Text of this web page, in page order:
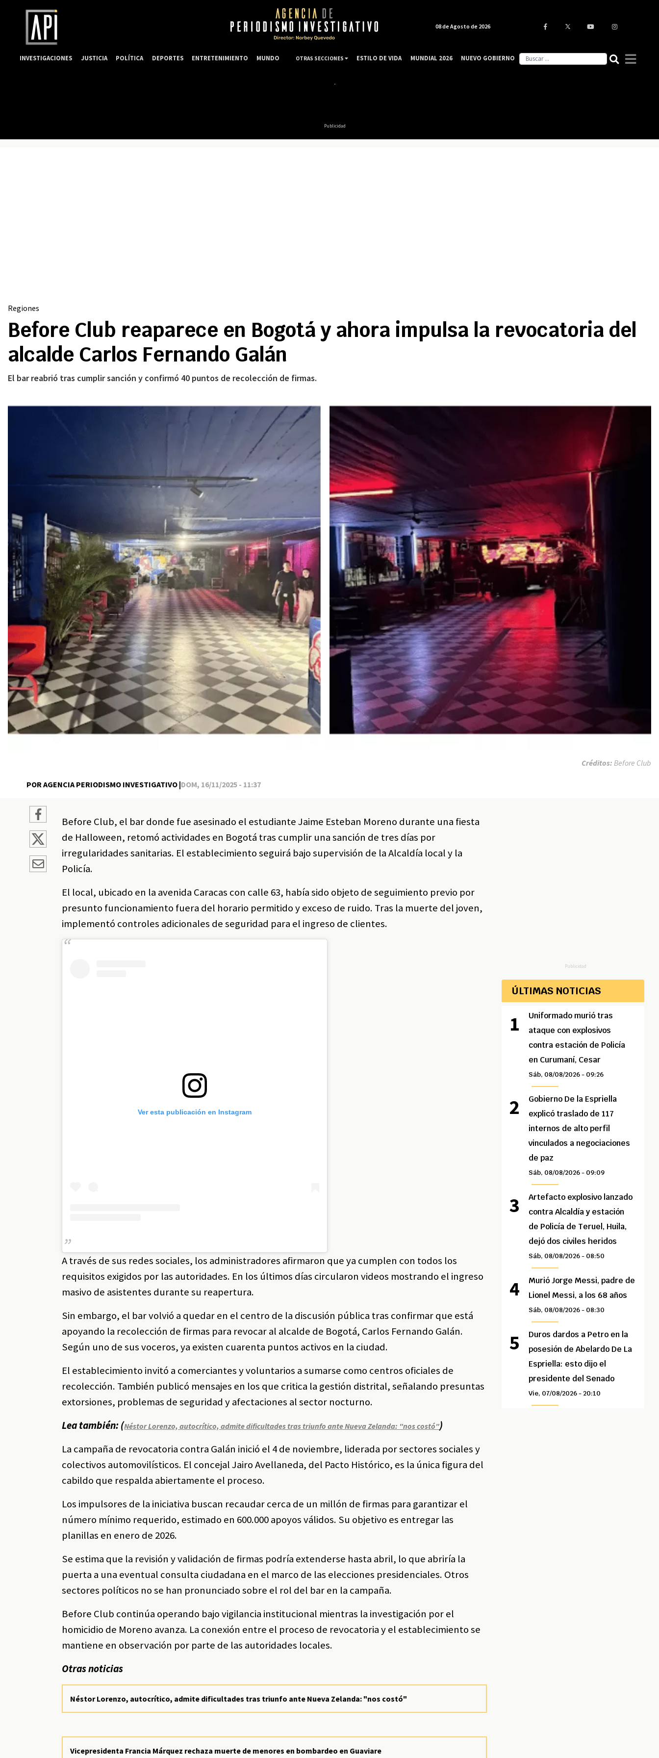
Publicidad
Regiones
Before Club reaparece en Bogotá y ahora impulsa la revocatoria del
alcalde Carlos Fernando Galán
El bar reabrió tras cumplir sanción y confirmó 40 puntos de recolección de firmas.
POR AGENCIA PERIODISMO INVESTIGATIVO |DOM, 16/11/2025 - 11:37
Créditos: Before Club
Before Club, el bar donde fue asesinado el estudiante Jaime Esteban Moreno durante una fiesta
de Halloween, retomó actividades en Bogotá tras cumplir una sanción de tres días por
irregularidades sanitarias. El establecimiento seguirá bajo supervisión de la Alcaldía local y la
Policía.
El local, ubicado en la avenida Caracas con calle 63, había sido objeto de seguimiento previo por
presunto funcionamiento fuera del horario permitido y exceso de ruido. Tras la muerte del joven,
implementó controles adicionales de seguridad para el ingreso de clientes.
Ver esta publicación en Instagram
A través de sus redes sociales, los administradores afirmaron que ya cumplen con todos los
requisitos exigidos por las autoridades. En los últimos días circularon videos mostrando el ingreso
masivo de asistentes durante su reapertura.
Sin embargo, el bar volvió a quedar en el centro de la discusión pública tras confirmar que está
apoyando la recolección de firmas para revocar al alcalde de Bogotá, Carlos Fernando Galán.
Según uno de sus voceros, ya existen cuarenta puntos activos en la ciudad.
El establecimiento invitó a comerciantes y voluntarios a sumarse como centros oficiales de
recolección. También publicó mensajes en los que critica la gestión distrital, señalando presuntas
extorsiones, problemas de seguridad y afectaciones al sector nocturno.
Lea también: (Néstor Lorenzo, autocrítico, admite dificultades tras triunfo ante Nueva Zelanda: "nos costó")
La campaña de revocatoria contra Galán inició el 4 de noviembre, liderada por sectores sociales y
colectivos automovilísticos. El concejal Jairo Avellaneda, del Pacto Histórico, es la única figura del
cabildo que respalda abiertamente el proceso.
Los impulsores de la iniciativa buscan recaudar cerca de un millón de firmas para garantizar el
número mínimo requerido, estimado en 600.000 apoyos válidos. Su objetivo es entregar las
planillas en enero de 2026.
Se estima que la revisión y validación de firmas podría extenderse hasta abril, lo que abriría la
puerta a una eventual consulta ciudadana en el marco de las elecciones presidenciales. Otros
sectores políticos no se han pronunciado sobre el rol del bar en la campaña.
Before Club continúa operando bajo vigilancia institucional mientras la investigación por el
homicidio de Moreno avanza. La conexión entre el proceso de revocatoria y el establecimiento se
mantiene en observación por parte de las autoridades locales.
Otras noticias
Néstor Lorenzo, autocrítico, admite dificultades tras triunfo ante Nueva Zelanda: "nos costó"
Vicepresidenta Francia Márquez rechaza muerte de menores en bombardeo en Guaviare
Publicidad
ÚLTIMAS NOTICIAS
Uniformado murió tras
ataque con explosivos
contra estación de Policía
en Curumaní, Cesar
Sáb, 08/08/2026 - 09:26
Gobierno De la Espriella
explicó traslado de 117
internos de alto perfil
vinculados a negociaciones
de paz
Sáb, 08/08/2026 - 09:09
Artefacto explosivo lanzado
contra Alcaldía y estación
de Policía de Teruel, Huila,
dejó dos civiles heridos
Sáb, 08/08/2026 - 08:50
Murió Jorge Messi, padre de
Lionel Messi, a los 68 años
Sáb, 08/08/2026 - 08:30
Duros dardos a Petro en la
posesión de Abelardo De La
Espriella: esto dijo el
presidente del Senado
Vie, 07/08/2026 - 20:10
08 de Agosto de 2026
INVESTIGACIONES JUSTICIA POLÍTICA DEPORTES ENTRETENIMIENTO MUNDO OTRAS SECCIONES ESTILO DE VIDA MUNDIAL 2026 NUEVO GOBIERNO